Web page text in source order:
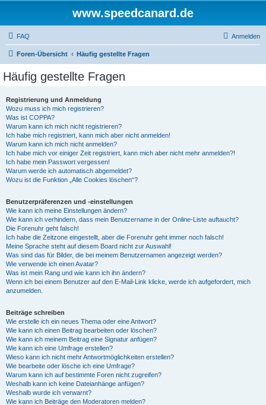
www.speedcanard.de
FAQ Anmelden
Foren-Übersicht Häufig gestellte Fragen
Häufig gestellte Fragen
Registrierung und Anmeldung
Wozu muss ich mich registrieren?
Was ist COPPA?
Warum kann ich mich nicht registrieren?
Ich habe mich registriert, kann mich aber nicht anmelden!
Warum kann ich mich nicht anmelden?
Ich habe mich vor einiger Zeit registriert, kann mich aber nicht mehr anmelden?!
Ich habe mein Passwort vergessen!
Warum werde ich automatisch abgemeldet?
Wozu ist die Funktion „Alle Cookies löschen“?
Benutzerpräferenzen und -einstellungen
Wie kann ich meine Einstellungen ändern?
Wie kann ich verhindern, dass mein Benutzername in der Online-Liste auftaucht?
Die Forenuhr geht falsch!
Ich habe die Zeitzone eingestellt, aber die Forenuhr geht immer noch falsch!
Meine Sprache steht auf diesem Board nicht zur Auswahl!
Was sind das für Bilder, die bei meinem Benutzernamen angezeigt werden?
Wie verwende ich einen Avatar?
Was ist mein Rang und wie kann ich ihn ändern?
Wenn ich bei einem Benutzer auf den E-Mail-Link klicke, werde ich aufgefordert, mich
anzumelden.
Beiträge schreiben
Wie erstelle ich ein neues Thema oder eine Antwort?
Wie kann ich einen Beitrag bearbeiten oder löschen?
Wie kann ich meinem Beitrag eine Signatur anfügen?
Wie kann ich eine Umfrage erstellen?
Wieso kann ich nicht mehr Antwortmöglichkeiten erstellen?
Wie bearbeite oder lösche ich eine Umfrage?
Warum kann ich auf bestimmte Foren nicht zugreifen?
Weshalb kann ich keine Dateianhänge anfügen?
Weshalb wurde ich verwarnt?
Wie kann ich Beiträge den Moderatoren melden?